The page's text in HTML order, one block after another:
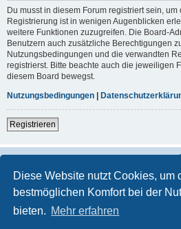
Diese Website nutzt Cookies, um
bestmöglichen Komfort bei der
bieten. Mehr erfahren
Du musst in diesem Forum registriert sein,
Registrierung ist in wenigen Augenblicken
weitere Funktionen zuzugreifen. Die Board-
Benutzern auch zusätzliche Berechtigungen
Nutzungsbedingungen und die verwandten
registrierst. Bitte beachte auch die jeweiligen
diesem Board bewegst.
Nutzungsbedingungen |
Registrieren